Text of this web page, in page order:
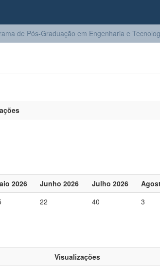
de Pós-Graduação em Engenharia e
2026 Junho 2026 Julho 2026
22 40 3
Visualizações